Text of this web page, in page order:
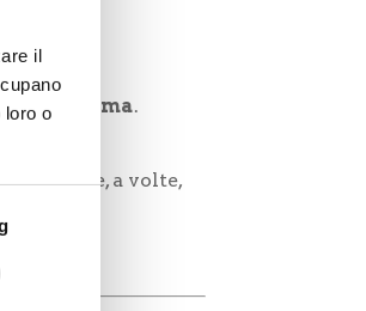
il
loro o
.
e, a volte,